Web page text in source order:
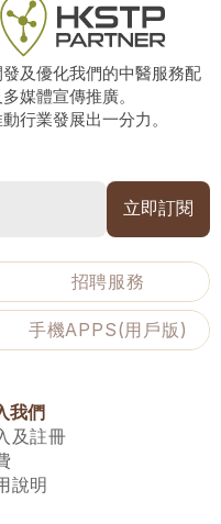
及優化我們的中醫服務配
媒體宣傳推廣。
行業發展出一分力。
招聘服務
手機APPS(用戶版)
我們
及註冊
說明